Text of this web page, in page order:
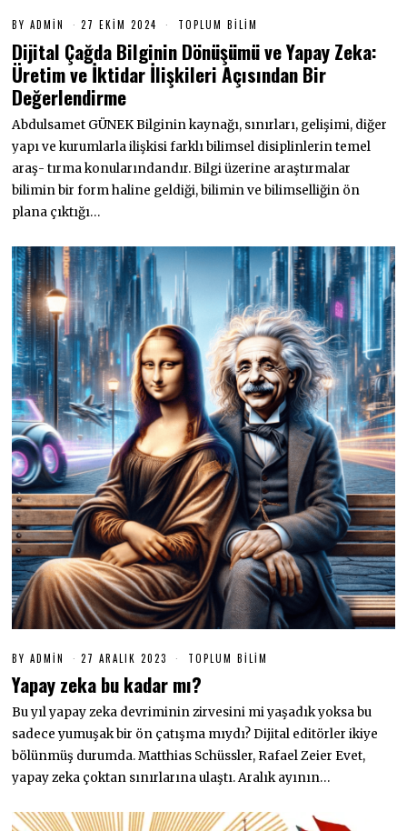
BYADMIN 27 EKIM 2024
E
K
I
0
2
4
TOPLUM BILIM
Dijital Çağda Bilginin Dönüşümü ve Yapay Zeka:
Üretim ve İktidar İlişkileri Açısından Bir
Değerlendirme
Abdulsamet GÜNEK Bilginin kaynağı, sınırları, gelişimi, diğer
yapı ve kurumlarla ilişkisi farklı bilimsel disiplinlerin temel
araş- tırma konularındandır. Bilgi üzerine araştırmalar
bilimin bir form haline geldiği, bilimin ve bilimselliğin ön
plana çıktığı…
BYADMIN 27 ARALIK 2023
A
A
L
I
K
0
TOPLUM BILIM
Yapay zeka bu kadar mı?
Bu yıl yapay zeka devriminin zirvesini mi yaşadık yoksa bu
sadece yumuşak bir ön çatışma mıydı? Dijital editörler ikiye
bölünmüş durumda. Matthias Schüssler, Rafael Zeier Evet,
yapay zeka çoktan sınırlarına ulaştı. Aralık ayının…